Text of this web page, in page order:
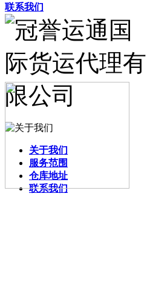
联系我们
关于我们
服务范围
仓库地址
联系我们